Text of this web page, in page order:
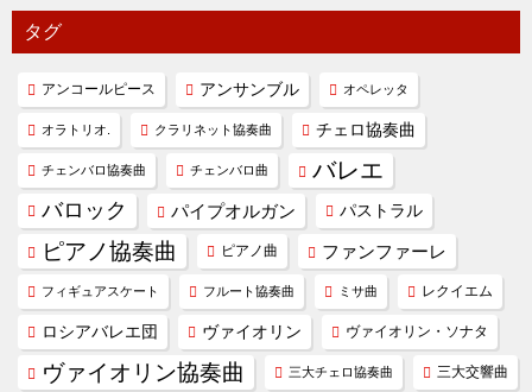
タグ
アンコールピース アンサンブル オペレッタ
オラトリオ. クラリネット協奏曲 チェロ協奏曲
チェンバロ協奏曲 チェンバロ曲 バレエ
バロック パイプオルガン パストラル
ピアノ協奏曲 ピアノ曲 ファンファーレ
フィギュアスケート フルート協奏曲 ミサ曲 レクイエム
ロシアバレエ団 ヴァイオリン ヴァイオリン・ソナタ
ヴァイオリン協奏曲 三大チェロ協奏曲 三大交響曲